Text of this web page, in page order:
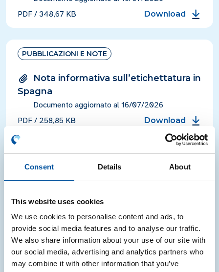
Consent Details About
This website uses cookies
We use cookies to personalise content and ads, to
provide social media features and to analyse our traffic.
We also share information about your use of our site with
our social media, advertising and analytics partners who
may combine it with other information that you’ve
PDF / 348,67 KB Download
PUBBLICAZIONI E NOTE
Nota informativa sull’etichettatura in
Spagna
Documento aggiornato al 16/07/2026
PDF / 258,85 KB Download
NAZIONALE (APQN)
PDF/253,21 KB
Definizione di imballaggio e
adempimenti consortili per